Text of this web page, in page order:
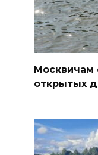
Москвичам
открытых